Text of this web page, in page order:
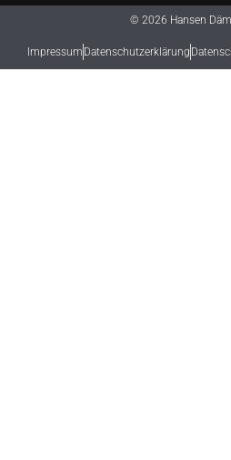
© 2026 Hansen
Impressum Datenschutzerklärung